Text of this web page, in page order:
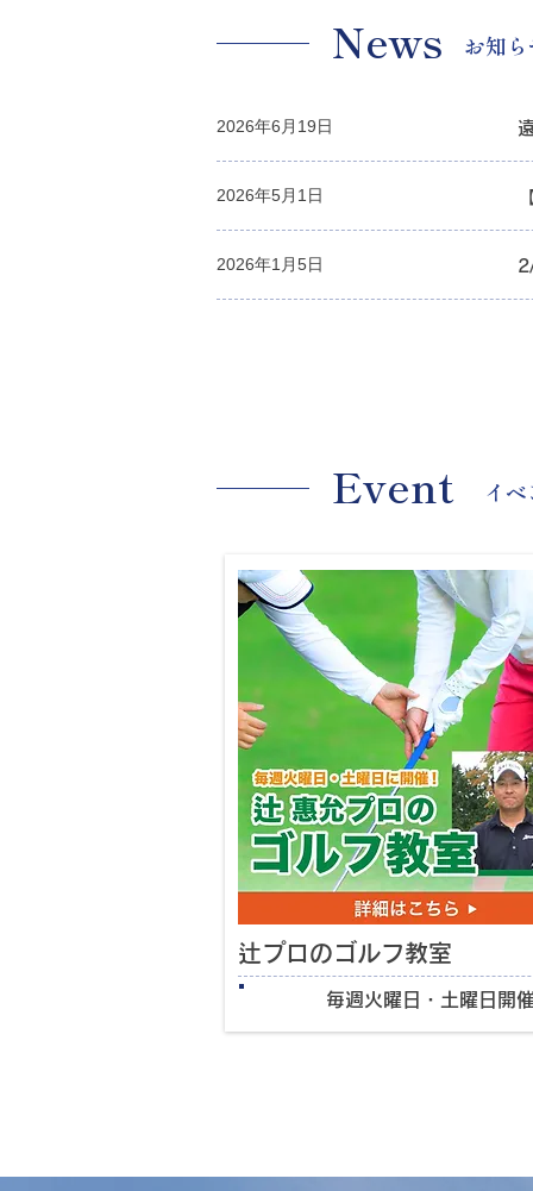
News お知
2026年6月19日
2026年5月1日
2026年1月5日
イ
Event
辻プロのゴルフ教室
毎週火曜日・土曜日開